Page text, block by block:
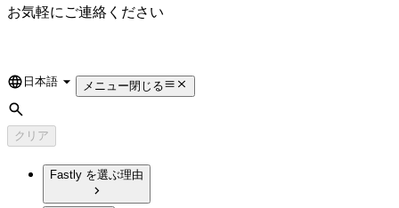
お気軽にご連絡ください
Language
日本語 メニュー閉じる
検索
クリア
Fastly を選ぶ理由